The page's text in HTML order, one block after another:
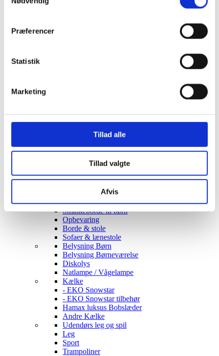
Præferencer
Statistik
Marketing
Tillad alle
Tillad valgte
Afvis
Model Sylt & Lübeck XL cover
Tilbehør til Strandkurve Anholt & Sylt
Model Fur
Model Lübeck (Luksus)
Udendørs EL
Udendørs stikkontakter
Børnemøbler
Sminkeborde til børn
Opbevaring
Borde & stole
Sofaer & lænestole
Belysning Børn
Belysning Børneværelse
Diskolys
Natlampe / Vågelampe
Kælke
- EKO Snowstar
- EKO Snowstar tilbehør
Hamax luksus Bobslæder
Andre Kælke
Udendørs leg og spil
Leg
Sport
Trampoliner